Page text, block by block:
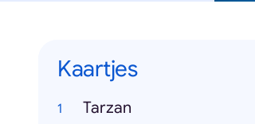
Kaartjes
Tarzan